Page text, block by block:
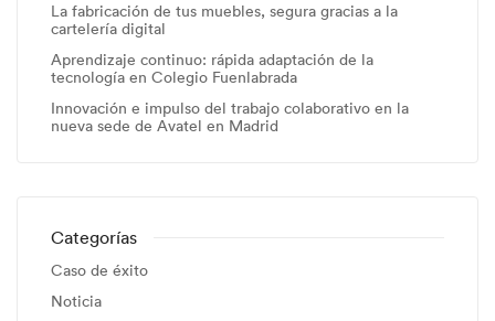
La fabricación de tus muebles, segura gracias a la
cartelería digital
Aprendizaje continuo: rápida adaptación de la
tecnología en Colegio Fuenlabrada
Innovación e impulso del trabajo colaborativo en la
nueva sede de Avatel en Madrid
Categorías
Caso de éxito
Noticia